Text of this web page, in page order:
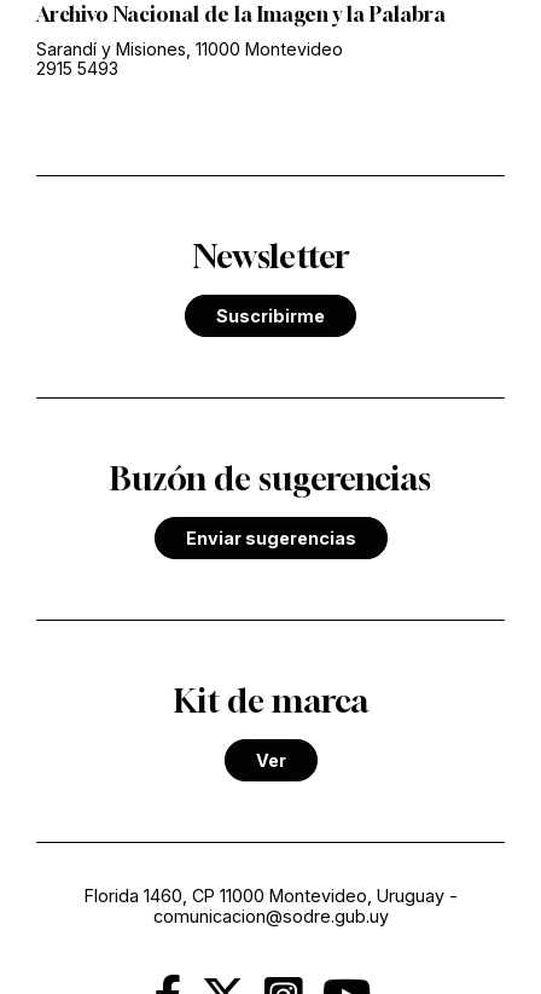
Archivo Nacional de la Imagen y la Palabra
Sarandí y Misiones, 11000 Montevideo
2915 5493
Newsletter
Suscribirme
Buzón de sugerencias
Enviar sugerencias
Kit de marca
Ver
Florida 1460, CP 11000 Montevideo, Uruguay-
comunicacion@sodre.gub.uy